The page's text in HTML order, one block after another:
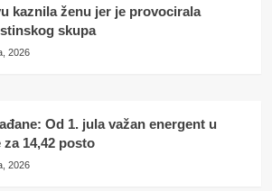
kaznila ženu jer je provocirala
skupa
2026
Od 1. jula važan energent u
14,42 posto
2026